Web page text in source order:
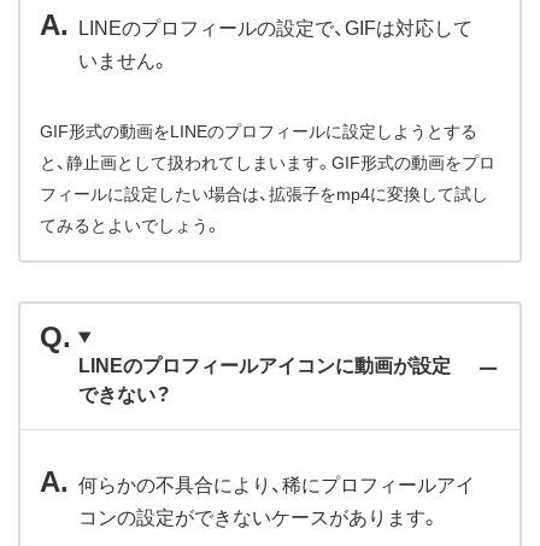
LINEのプロフィールの設定で、GIFは対応して
いません。
GIF形式の動画をLINEのプロフィールに設定しようとする
と、静止画として扱われてしまいます。GIF形式の動画をプロ
フィールに設定したい場合は、拡張子をmp4に変換して試し
てみるとよいでしょう。
LINEのプロフィールアイコンに動画が設定
できない？
何らかの不具合により、稀にプロフィールアイ
コンの設定ができないケースがあります。